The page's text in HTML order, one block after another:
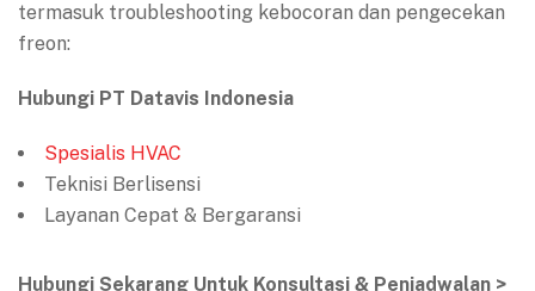
termasuk troubleshooting kebocoran dan pengecekan
freon:
Hubungi PT Datavis Indonesia
Spesialis HVAC
Teknisi Berlisensi
Layanan Cepat & Bergaransi
Hubungi Sekarang Untuk Konsultasi & Penjadwalan >